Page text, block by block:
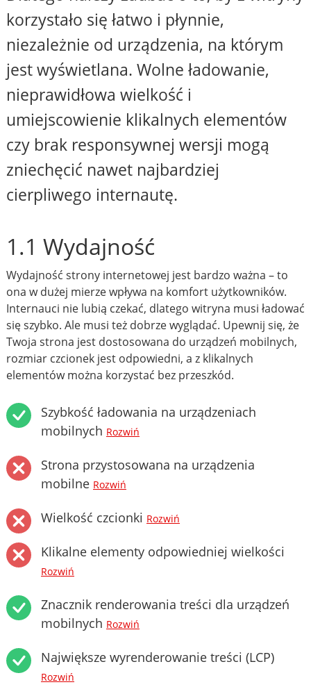
korzystało się łatwo i płynnie,
niezależnie od urządzenia, na którym
jest wyświetlana. Wolne ładowanie,
nieprawidłowa wielkość i
umiejscowienie klikalnych elementów
czy brak responsywnej wersji mogą
zniechęcić nawet najbardziej
cierpliwego internautę.
1.1 Wydajność
Wydajność strony internetowej jest bardzo ważna – to
ona w dużej mierze wpływa na komfort użytkowników.
Internauci nie lubią czekać, dlatego witryna musi ładować
się szybko. Ale musi też dobrze wyglądać. Upewnij się, że
Twoja strona jest dostosowana do urządzeń mobilnych,
rozmiar czcionek jest odpowiedni, a z klikalnych
elementów można korzystać bez przeszkód.
Szybkość ładowania na urządzeniach
mobilnych Rozwiń
Strona przystosowana na urządzenia
mobilne Rozwiń
Wielkość czcionki Rozwiń
Klikalne elementy odpowiedniej wielkości
Rozwiń
Znacznik renderowania treści dla urządzeń
mobilnych Rozwiń
Największe wyrenderowanie treści (LCP)
Rozwiń